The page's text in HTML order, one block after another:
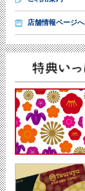
店舗情報ページへ